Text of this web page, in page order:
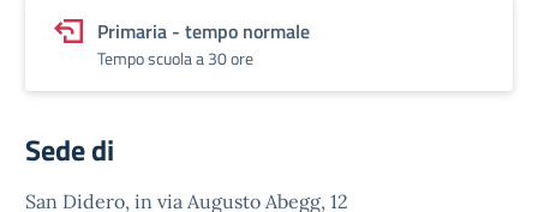
Primaria - tempo normale
Tempo scuola a 30 ore
Sede di
San Didero, in via Augusto Abegg, 12